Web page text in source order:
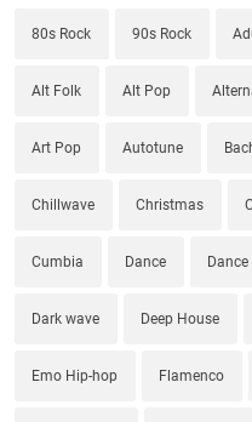
80s Rock 90s Rock
Alt Folk Alt Pop
Art Pop Autotune
Chillwave Christmas
Cumbia Dance
Dark wave Deep House
Emo Hip-hop Flamenco